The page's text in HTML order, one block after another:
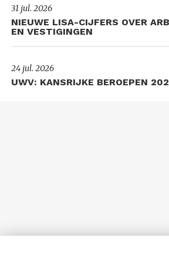
31 jul. 2026
NIEUWE LISA-CIJFERS OVER
EN VESTIGINGEN
24 jul. 2026
UWV: KANSRIJKE BEROEPEN